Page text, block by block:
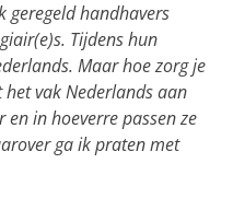
geregeld handhavers
Tijdens hun
Maar hoe zorg je
vak Nederlands aan
in hoeverre passen ze
ga ik praten met